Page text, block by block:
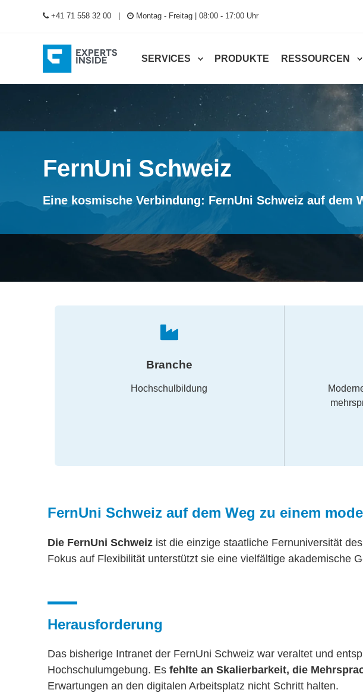
+41 71 558 32 00 Montag - Freitag | 08:00 - 17:00 Uhr
SERVICES PRODUKTE RESSOURCEN
FernUni Schweiz
Eine kosmische Verbindung: FernUni Schweiz auf
Branche
Hochschulbildung
FernUni Schweiz auf dem Weg zu einem
Die FernUni Schweiz ist die einzige staatliche Fernuniversität
Fokus auf Flexibilität unterstützt sie eine vielfältige akademische
Herausforderung
Das bisherige Intranet der FernUni Schweiz war veraltet und
Hochschulumgebung. Es fehlte an Skalierbarkeit, die
Erwartungen an den digitalen Arbeitsplatz nicht Schritt halten.